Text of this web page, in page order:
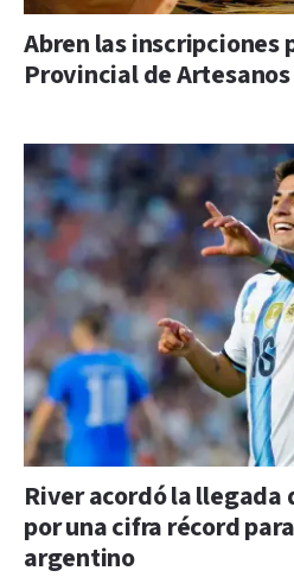
Abren las inscripciones
Provincial de
River acordó la llegada
por una cifra récord
argentino